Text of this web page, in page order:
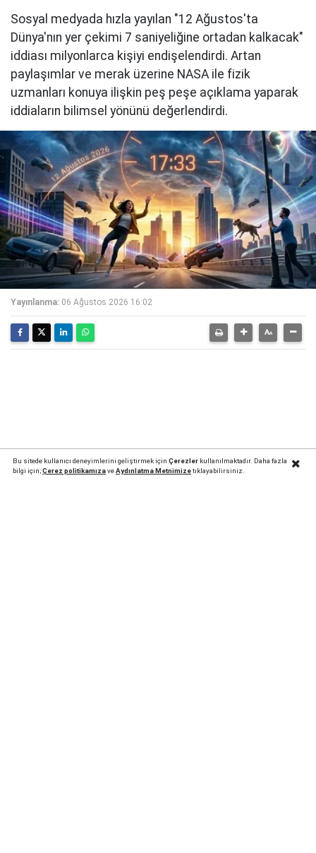
Sosyal medyada hızla yayılan "12 Ağustos'ta
Dünya'nın yer çekimi 7 saniyeliğine ortadan kalkacak"
iddiası milyonlarca kişiyi endişelendirdi. Artan
paylaşımlar ve merak üzerine NASA ile fizik
uzmanları konuya ilişkin peş peşe açıklama yaparak
iddiaların bilimsel yönünü değerlendirdi.
Yayınlanma: 06 Ağustos 2026 16:02
Bu sitede kullanıcı deneyimlerini geliştirmek için Çerezlerkullanılmaktadır. Daha fazla
bilgi için;Çerez politikamızaveAydınlatma Metnimizetıklayabilirsiniz.